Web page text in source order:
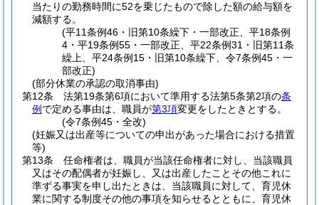
当たりの勤務時間に52を乗じたもので除した額の給与額を
減額する。
(平11条例46・旧第10条繰下・一部改正、平18条例
4・平19条例55・一部改正、平22条例31・旧第11条
繰上、平24条例15・旧第10条繰下、令7条例45・一
部改正)
(部分休業の承認の取消事由)
第12条
法第19条第6項において準用する法第5条第2項の条
例 で定める事由は、職員が第3項変更をしたときとする。
(令7条例45・全改)
(妊娠又は出産等についての申出があった場合における措置
等)
第13条
任命権者は、職員が当該任命権者に対し、当該職員
又はその配偶者が妊娠し、又は出産したことその他これに
準ずる事実を申し出たときは、当該職員に対して、育児休
業に関する制度その他の事項を知らせるとともに、育児休